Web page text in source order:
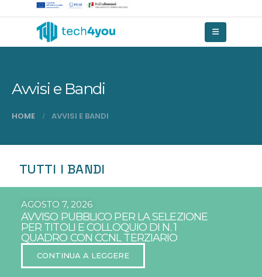
Avvisi e Bandi
HOME AVVISI E BANDI
TUTTI I BANDI
AGOSTO 7, 2026
AVVISO PUBBLICO PER LA SELEZIONE
PER TITOLI E COLLOQUIO DI N. 1
QUADRO CON CCNL TERZIARIO
CONTINUA A LEGGERE